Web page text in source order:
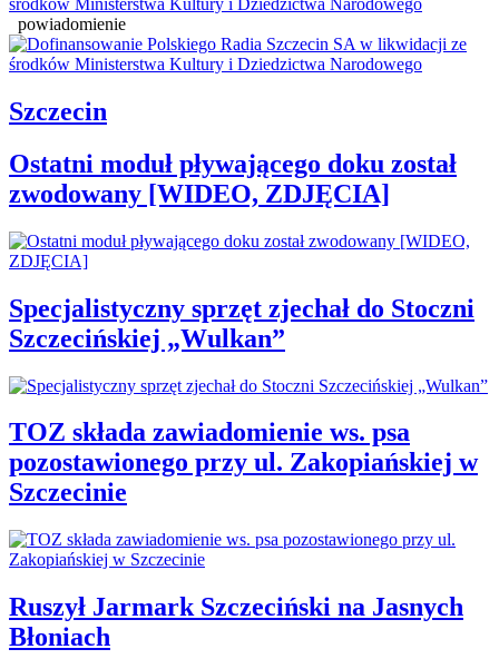
powiadomienie
Szczecin
Ostatni moduł pływającego doku został
zwodowany [WIDEO, ZDJĘCIA]
Specjalistyczny sprzęt zjechał do Stoczni
Szczecińskiej „Wulkan”
TOZ składa zawiadomienie ws. psa
pozostawionego przy ul. Zakopiańskiej w
Szczecinie
Ruszył Jarmark Szczeciński na Jasnych
Błoniach